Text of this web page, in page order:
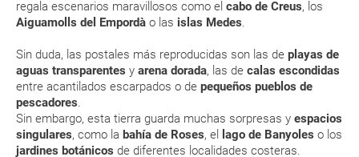
regala escenarios maravillosos como el cabo de Creus, los
Aiguamolls del Empordà o las islas Medes
Sin duda, las postales más reproducidas son las de playas de
aguas transparentes y arena dorada, las de calas escondidas
entre acantilados escarpados o de pequeños pueblos de
pescadores
Sin embargo, esta tierra guarda muchas sorpresas y espacios
singulares, como la bahía de Roses, el lago de Banyoles o los
jardines botánicos de diferentes localidades costeras.
Esta documentación te será requerida en el mostrador de la compañía
MODIFICACIÓN ó CANCELACIÓN ¿Puedo anular o
modificar una reserva del viaje? ¿Qué gastos puede
generar una anulación o modificación del viaje?